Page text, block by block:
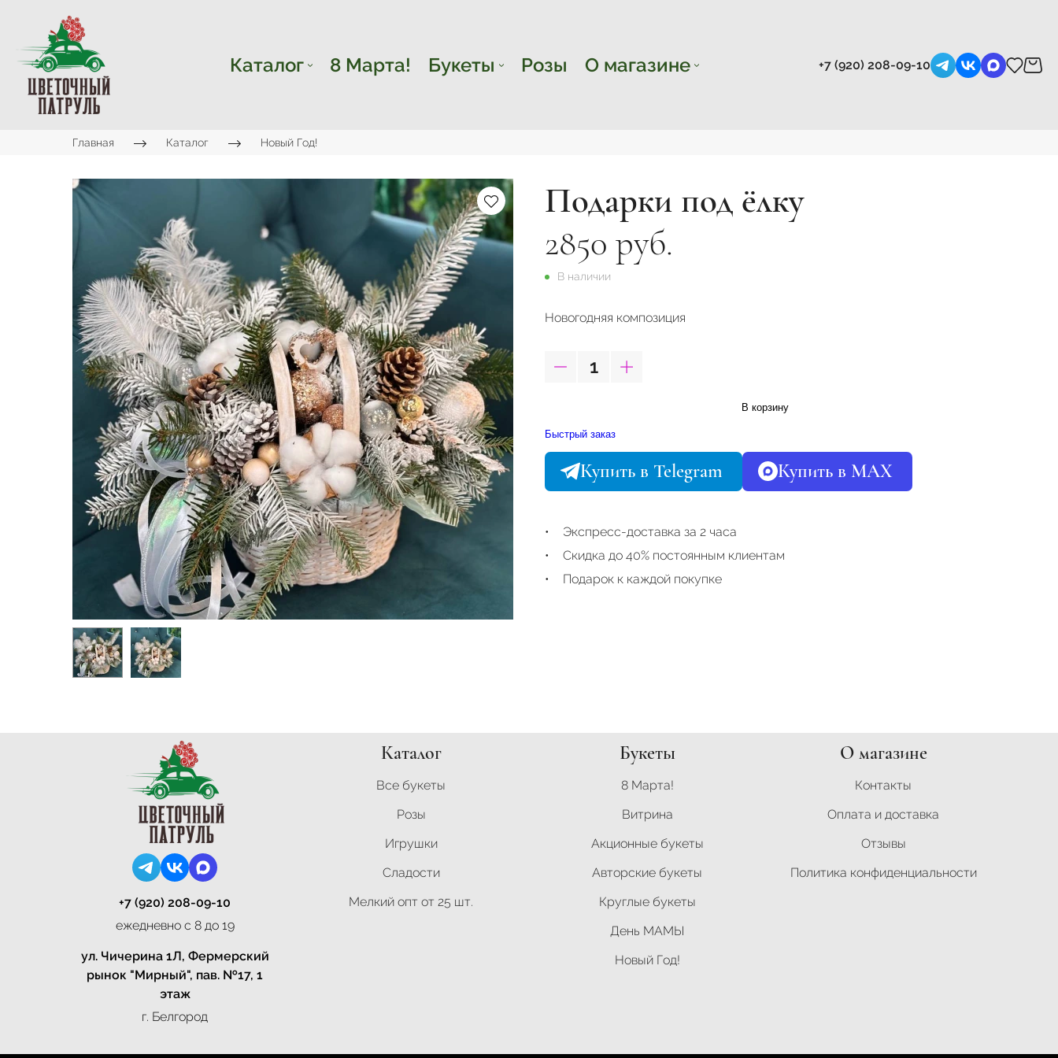
Каталог 8 Марта! Букеты Розы О магазине +7 (920) 208-09-10
Главная Каталог Новый Год!
Подарки под ёлку
2850 руб.
В наличии
Новогодняя композиция
В корзину
Быстрый заказ
Купить в Telegram Купить в MAX
Экспресс-доставка за 2 часа
Скидка до 40% постоянным клиентам
Подарок к каждой покупке
+7 (920) 208-09-10
ежедневно с 8 до 19
ул. Чичерина 1Л, Фермерский
рынок "Мирный", пав. №17, 1
этаж
г. Белгород
Каталог
Все букеты
Розы
Игрушки
Сладости
Мелкий опт от 25 шт.
Букеты
8 Марта!
Витрина
Акционные букеты
Авторские букеты
Круглые букеты
День МАМЫ
Новый Год!
О магазине
Контакты
Оплата и доставка
Отзывы
Политика конфиденциальности